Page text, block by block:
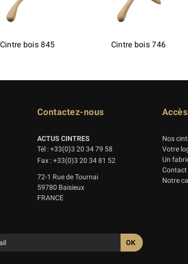
Cintre bois 845 Cintre bois 746
Contactez-nous
ACTUS CINTRES
Tél : +33(0)3 20 34 79 58
Fax : +33(0)3 20 34 81 52
72-1 Rue de Tournai
59780 Baisieux
FRANCE
Nos
Votre
Un
Contact
Notre